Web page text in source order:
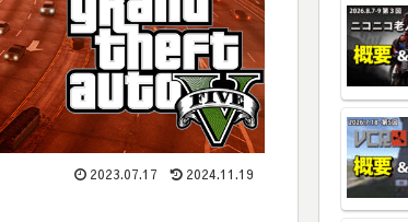
2023.07.17 2024.11.19